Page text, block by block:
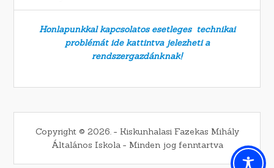
Honlapunkkal kapcsolatos esetleges technikai
problémát ide kattintva jelezheti a
rendszergazdánknak!
Copyright © 2026. − Kiskunhalasi Fazekas Mihály
Általános Iskola − Minden jog fenntartva